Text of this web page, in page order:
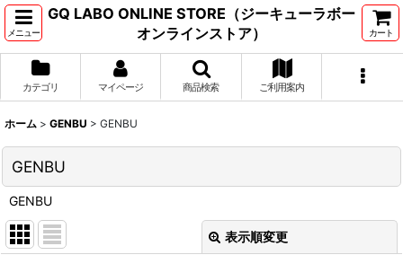
メニュー
GQ LABO ONLINE STORE（ジーキューラボー
オンラインストア）
カート
カテゴリ マイページ 商品検索 ご利用案内
ホーム > GENBU > GENBU
GENBU
GENBU
表示順変更